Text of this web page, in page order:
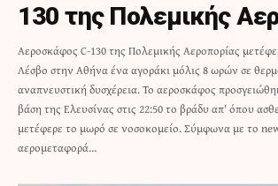
130 της Πολεμικής
Αεροσκάφος C-130 της Πολεμικής Αεροπορίας
Λέσβο στην Αθήνα ένα αγοράκι μόλις 8 ωρών σε
αναπνευστική δυσχέρεια. Το αεροσκάφος
βάση της Ελευσίνας στις 22:50 το βράδυ απ' όπου
μετέφερε το μωρό σε νοσοκομείο. Σύμφωνα με το
αερομεταφορά…